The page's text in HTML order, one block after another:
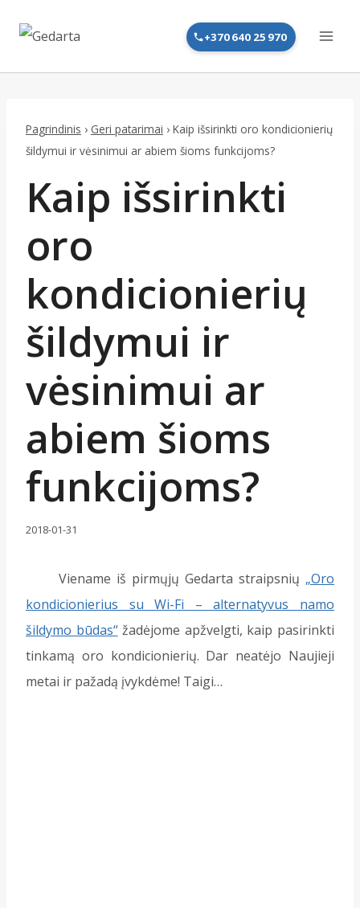
+370 640 25 970
Pagrindinis › Geri patarimai › Kaip išsirinkti oro kondicionierių
šildymui ir vėsinimui ar abiem šioms funkcijoms?
Kaip išsirinkti
oro
kondicionierių
šildymui ir
vėsinimui ar
abiem šioms
funkcijoms?
2018-01-31
Viename iš pirmųjų Gedarta straipsnių „Oro
kondicionierius su Wi-Fi – alternatyvus namo
šildymo būdas“žadėjome apžvelgti, kaip pasirinkti
tinkamą oro kondicionierių. Dar neatėjo Naujieji
metai ir pažadą įvykdėme! Taigi…